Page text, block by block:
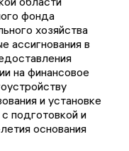
фонда
хозяйства
ассигнования в
на финансовое
и установке
подготовкой и
основания